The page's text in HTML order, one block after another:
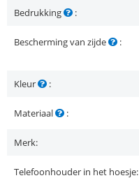
Bedrukking :
Bescherming van zijde :
Kleur :
Materiaal :
Merk:
Telefoonhouder in het hoesje: